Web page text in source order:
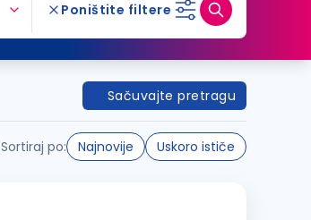
Poništite filtere
Sačuvajte pretragu
Sortiraj po: Najnovije Uskoro ističe